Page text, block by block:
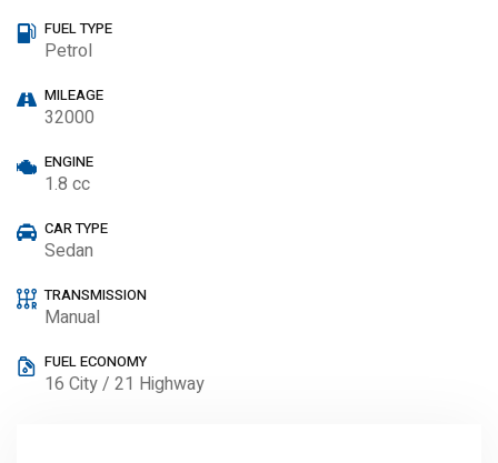
FUEL TYPE
Petrol
MILEAGE
32000
ENGINE
1.8 cc
CAR TYPE
Sedan
TRANSMISSION
Manual
FUEL ECONOMY
16 City / 21 Highway